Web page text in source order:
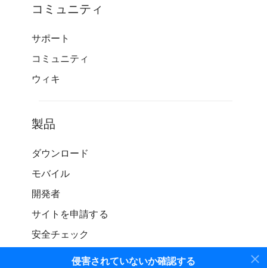
侵害されていないか確認する
コミュニティ
サポート
コミュニティ
ウィキ
製品
ダウンロード
モバイル
開発者
サイトを申請する
安全チェック